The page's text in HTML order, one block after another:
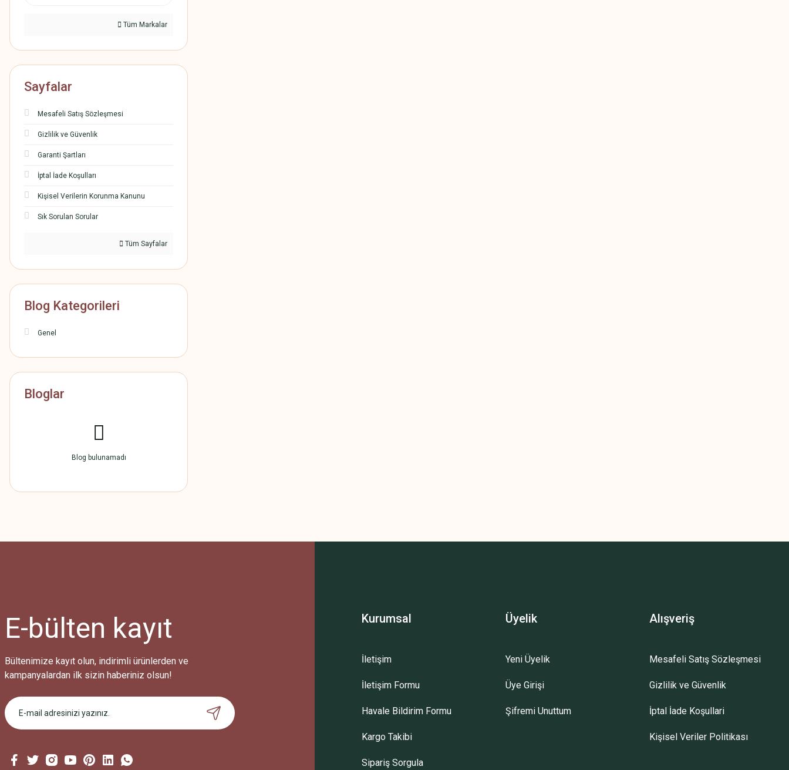
Tüm Markalar
Sayfalar
Mesafeli Satış Sözleşmesi
Gizlilik ve Güvenlik
Garanti Şartları
İptal İade Koşulları
Kişisel Verilerin Korunma Kanunu
Sık Sorulan Sorular
Tüm Sayfalar
Blog Kategorileri
Genel
Bloglar
Blog bulunamadı
E-bülten kayıt
Bültenimize kayıt olun, indirimli ürünlerden ve
kampanyalardan ilk sizin haberiniz olsun!
Kurumsal
İletişim
İletişim Formu
Havale Bildirim Formu
Kargo Takibi
Sipariş Sorgula
Üyelik
Yeni Üyelik
Üye Girişi
Şifremi Unuttum
Alışveriş
Mesafeli Satış Sözleşmesi
Gizlilik ve Güvenlik
İptal İade Koşullari
Kişisel Veriler Politikası